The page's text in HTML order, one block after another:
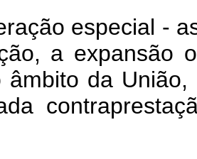
especial -
a expansão
âmbito da